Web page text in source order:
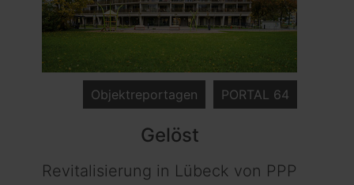
PORTAL 64
Objektreportagen
Gelöst
Revitalisierung in Lübeck von PPP